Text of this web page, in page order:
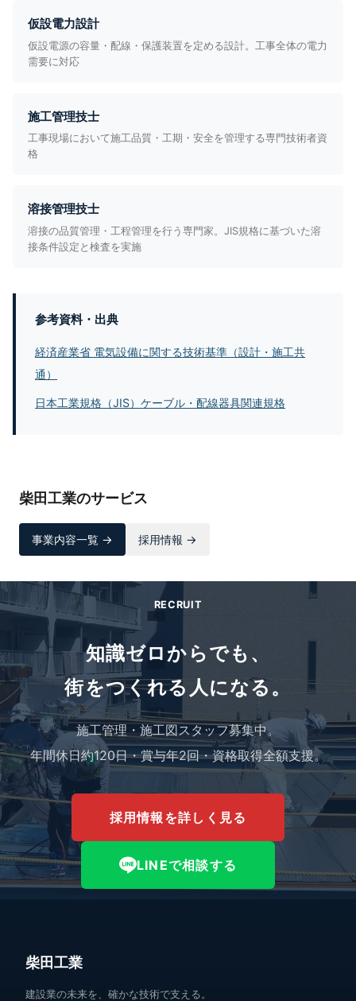
仮設電力設計
仮設電源の容量・配線・保護装置を定める設計。工事全体の電力
需要に対応
施工管理技士
工事現場において施工品質・工期・安全を管理する専門技術者資
格
溶接管理技士
溶接の品質管理・工程管理を行う専門家。JIS規格に基づいた溶
接条件設定と検査を実施
参考資料・出典
経済産業省 電気設備に関する技術基準（設計・施工共
通）
日本工業規格（JIS）ケーブル・配線器具関連規格
柴田工業のサービス
事業内容一覧 → 採用情報 →
RECRUIT
知識ゼロからでも、
街をつくれる人になる。
施工管理・施工図スタッフ募集中。
年間休日約120日・賞与年2回・資格取得全額支援。
採用情報を詳しく見る
LINEで相談する
柴田工業
建設業の未来を、確かな技術で支える。